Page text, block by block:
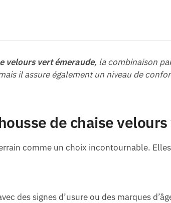
velours vert émeraude, la combinaison
il assure également un niveau de
de chaise
comme un choix incontournable.
des signes d’usure ou des marques